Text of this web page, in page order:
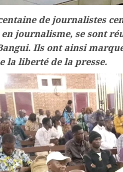
de journalistes
en journalisme, se sont
Ils ont ainsi
la liberté de la presse.